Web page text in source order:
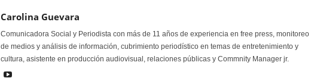
Carolina Guevara
Comunicadora Social y Periodista con más de 11 años de experiencia en free press, monitoreo
de medios y análisis de información, cubrimiento periodístico en temas de entretenimiento y
cultura, asistente en producción audiovisual, relaciones públicas y Commnity Manager jr.